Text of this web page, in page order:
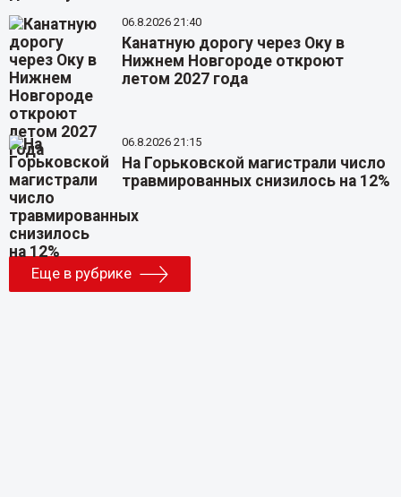
06.8.2026 21:40
Канатную дорогу через Оку в
Нижнем Новгороде откроют
летом 2027 года
06.8.2026 21:15
На Горьковской магистрали число
травмированных снизилось на 12%
Еще в рубрике